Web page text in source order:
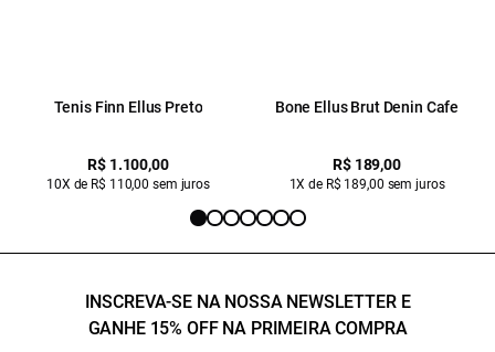
Tenis Finn Ellus Preto
R$ 1.100,00
10X de R$ 110,00 sem juros
Bone Ellus Brut Denin Cafe
R$ 189,00
1X de R$ 189,00 sem juros
INSCREVA-SE NA NOSSA NEWSLETTER E
GANHE 15% OFF NA PRIMEIRA COMPRA